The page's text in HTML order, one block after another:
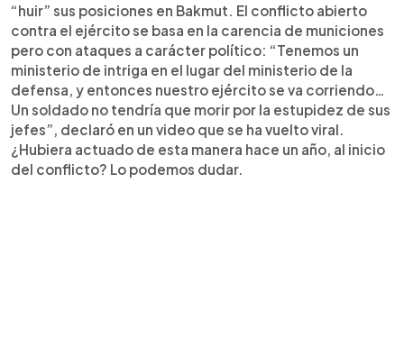
“huir” sus posiciones en Bakmut. El conflicto abierto
contra el ejército se basa en la carencia de municiones
pero con ataques a carácter político: “Tenemos un
ministerio de intriga en el lugar del ministerio de la
defensa, y entonces nuestro ejército se va corriendo…
Un soldado no tendría que morir por la estupidez de sus
jefes”, declaró en un video que se ha vuelto viral.
¿Hubiera actuado de esta manera hace un año, al inicio
del conflicto? Lo podemos dudar.